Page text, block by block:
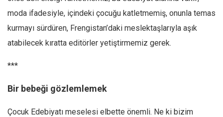
moda ifadesiyle, içindeki çocuğu katletmemiş, onunla temas
kurmayı sürdüren, Frengistan’daki meslektaşlarıyla aşık
atabilecek kıratta editörler yetiştirmemiz gerek.
***
Bir bebeği gözlemlemek
Çocuk Edebiyatı meselesi elbette önemli. Ne ki bizim